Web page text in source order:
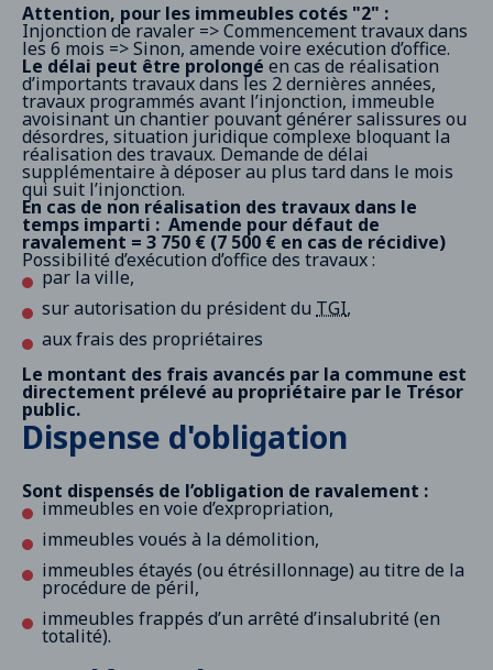
Attention, pour les immeubles cotés "2" :
Injonction de ravaler => Commencement travaux dans
les 6 mois => Sinon, amende voire exécution d’office.
Le délai peut être prolongé en cas de réalisation
d’importants travaux dans les 2 dernières années,
travaux programmés avant l’injonction, immeuble
avoisinant un chantier pouvant générer salissures ou
désordres, situation juridique complexe bloquant la
réalisation des travaux. Demande de délai
supplémentaire à déposer au plus tard dans le mois
qui suit l’injonction.
En cas de non réalisation des travaux dans le
temps imparti : Amende pour défaut de
ravalement = 3 750 € (7 500 € en cas de récidive)
Possibilité d’exécution d’office des travaux :
par la ville,
sur autorisation du président du TGI,
aux frais des propriétaires
Le montant des frais avancés par la commune est
directement prélevé au propriétaire par le Trésor
public.
Dispense d'obligation
Sont dispensés de l’obligation de ravalement :
immeubles en voie d’expropriation,
immeubles voués à la démolition,
immeubles étayés (ou étrésillonnage) au titre de la
procédure de péril,
immeubles frappés d’un arrêté d’insalubrité (en
totalité).